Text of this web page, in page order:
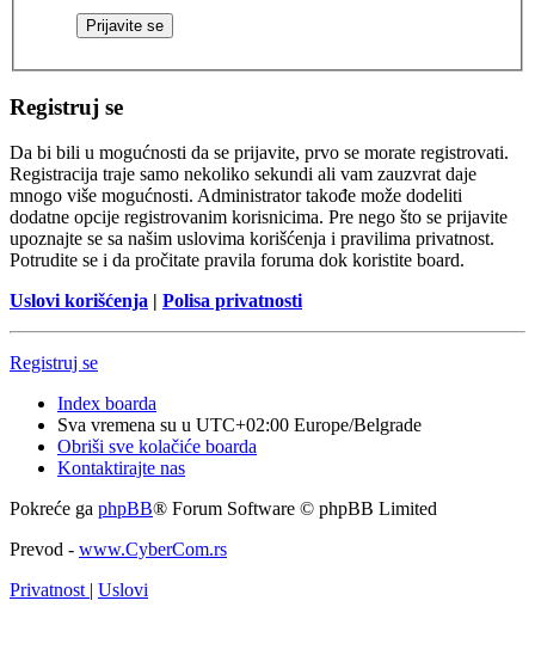
Registruj se
Da bi bili u mogućnosti da se prijavite, prvo se morate registrovati.
Registracija traje samo nekoliko sekundi ali vam zauzvrat daje
mnogo više mogućnosti. Administrator takođe može dodeliti
dodatne opcije registrovanim korisnicima. Pre nego što se prijavite
upoznajte se sa našim uslovima korišćenja i pravilima privatnost.
Potrudite se i da pročitate pravila foruma dok koristite board.
Uslovi korišćenja | Polisa privatnosti
Registruj se
Index boarda
Sva vremena su u UTC+02:00 Europe/Belgrade
Obriši sve kolačiće boarda
Kontaktirajte nas
Pokreće ga phpBB® Forum Software © phpBB Limited
Prevod - www.CyberCom.rs
Privatnost | Uslovi